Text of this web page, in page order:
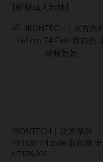
【矽膠成人娃娃】
IRONTECH｜東方系列
161cm T4 Evie 新自然 全
矽膠娃娃
NT$76,000